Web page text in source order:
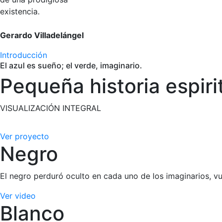
existencia.
Gerardo Villadelángel
Introducción
El azul es sueño; el verde, imaginario.
Pequeña historia
VISUALIZACIÓN INTEGRAL
Floppy-Iris-Syndrom bei Katarakt-OPs erhöhen kann –
von Cmax/AUC und kann orthostatische
aktiv kommuniziert werden; praxisnahe Hinweise dazu
Rabattvertrag und Verfügbarkeit von Generika, wodurch
Ver proyecto
Negro
El negro perduró oculto en cada uno de los imaginarios,
Ver video
Blanco